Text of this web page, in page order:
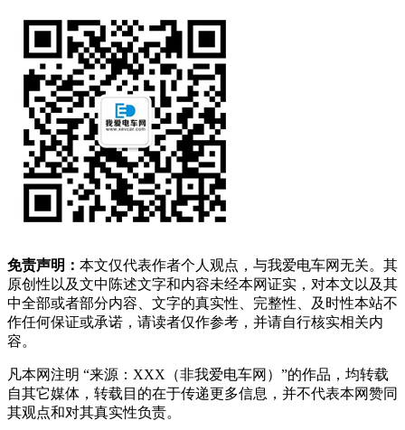
免责声明： 本文仅代表作者个人观点，与我爱电车网无关。其
原创性以及文中陈述文字和内容未经本网证实，对本文以及其
中全部或者部分内容、文字的真实性、完整性、及时性本站不
作任何保证或承诺，请读者仅作参考，并请自行核实相关内
容。
凡本网注明 “来源：XXX（非我爱电车网）”的作品，均转载
自其它媒体，转载目的在于传递更多信息，并不代表本网赞同
其观点和对其真实性负责。